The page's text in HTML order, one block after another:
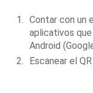
Contar con un
aplicativos
Android
Escanear el